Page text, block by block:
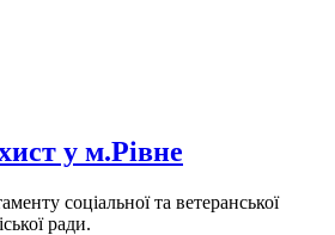
у м.Рівне
соціальної та ветеранської
ради.